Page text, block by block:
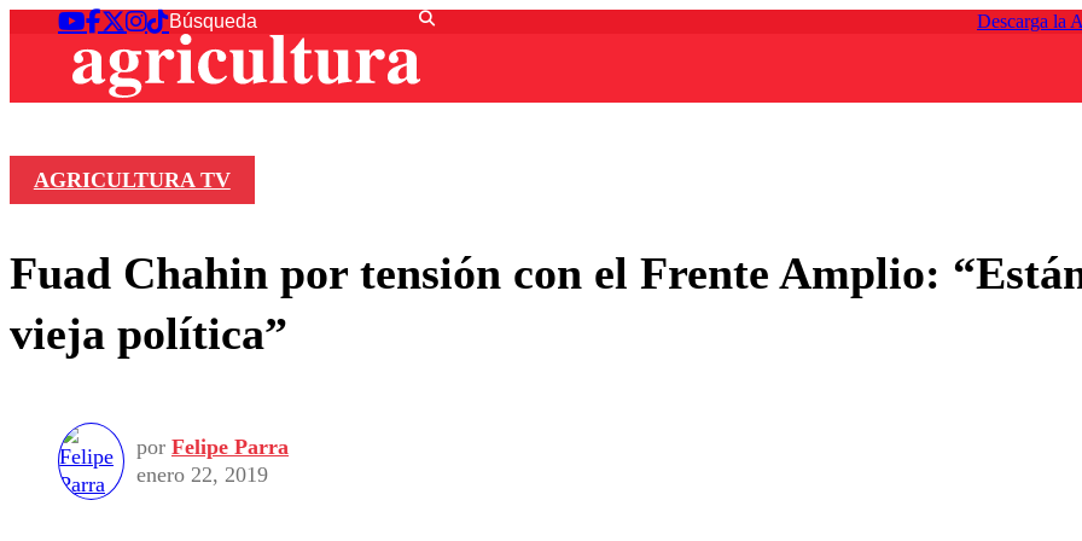
Descarga la
AGRICULTURA TV
Fuad Chahin por tensión con el Frente Amplio:
vieja política”
por Felipe Parra
enero 22, 2019